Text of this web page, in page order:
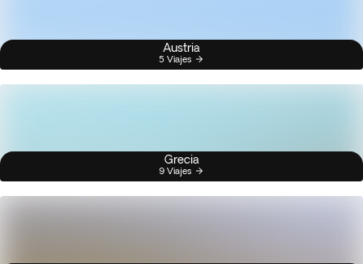
Austria
5 Viajes
Grecia
9 Viajes